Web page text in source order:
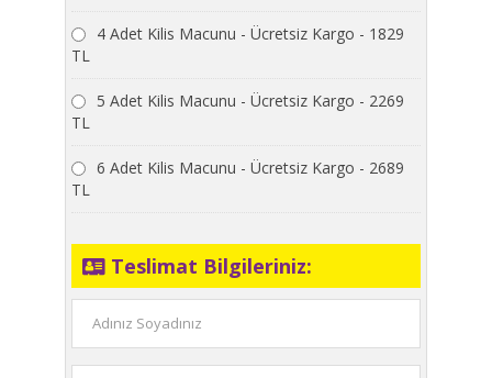
4 Adet Kilis Macunu - Ücretsiz Kargo - 1829
TL
5 Adet Kilis Macunu - Ücretsiz Kargo - 2269
TL
6 Adet Kilis Macunu - Ücretsiz Kargo - 2689
TL
Teslimat Bilgileriniz: